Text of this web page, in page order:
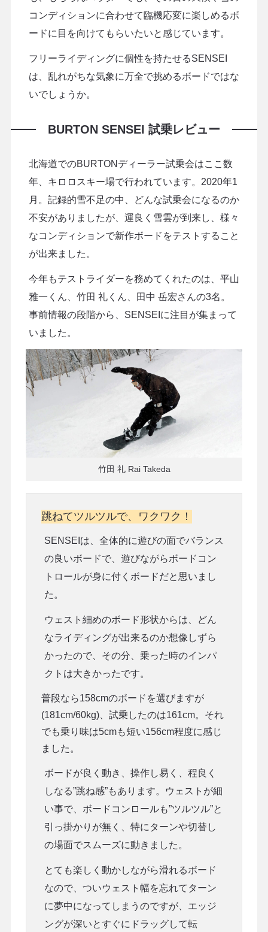
コンディションに合わせて臨機応変に楽しめるボ
ードに目を向けてもらいたいと感じています。
フリーライディングに個性を持たせるSENSEI
は、乱れがちな気象に万全で挑めるボードではな
いでしょうか。
BURTON SENSEI 試乗レビュー
北海道でのBURTONディーラー試乗会はここ数
年、キロロスキー場で行われています。2020年1
月。記録的雪不足の中、どんな試乗会になるのか
不安がありましたが、運良く雪雲が到来し、様々
なコンディションで新作ボードをテストすること
が出来ました。
今年もテストライダーを務めてくれたのは、平山
雅一くん、竹田 礼くん、田中 岳宏さんの3名。
事前情報の段階から、SENSEIに注目が集まって
いました。
竹田 礼 Rai Takeda
跳ねてツルツルで、ワクワク！
SENSEIは、全体的に遊びの面でバランス
の良いボードで、遊びながらボードコン
トロールが身に付くボードだと思いまし
た。
ウェスト細めのボード形状からは、どん
なライディングが出来るのか想像しずら
かったので、その分、乗った時のインパ
クトは大きかったです。
普段なら158cmのボードを選びますが
(181cm/60kg)、試乗したのは161cm。それ
でも乗り味は5cmも短い156cm程度に感じ
ました。
ボードが良く動き、操作し易く、程良く
しなる”跳ね感”もあります。ウェストが細
い事で、ボードコンロールも”ツルツル”と
引っ掛かりが無く、特にターンや切替し
の場面でスムーズに動きました。
とても楽しく動かしながら滑れるボード
なので、ついウェスト幅を忘れてターン
に夢中になってしまうのですが、エッジ
ングが深いとすぐにドラッグして転